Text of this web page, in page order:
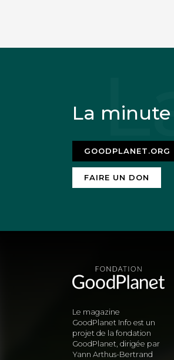
La
GOODPLANET.ORG
FAIRE UN DON
Le magazine
GoodPlanet Info est un
projet de la fondation
GoodPlanet, dirigée par
Yann Arthus-Bertrand